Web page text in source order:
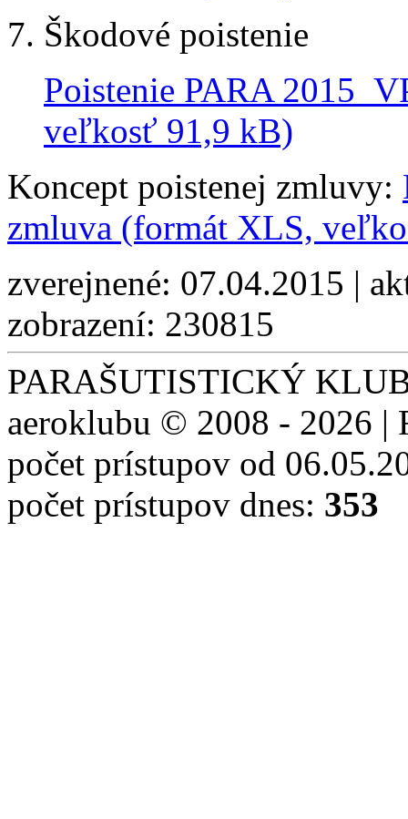
Škodové poistenie
Poistenie PARA
veľkosť 91,9 kB)
Koncept poistenej zmluvy:
zmluva (formát XLS,
zverejnené: 07.04.2015 |
zobrazení: 230815
PARAŠUTISTICKÝ
aeroklubu © 2008 - 2026 |
počet prístupov od
počet prístupov dnes: 353